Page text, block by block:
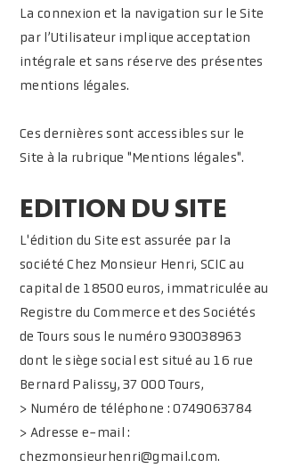
La connexion et la navigation sur le Site
par l’Utilisateur implique acceptation
intégrale et sans réserve des présentes
mentions légales.
Ces dernières sont accessibles sur le
Site à la rubrique "Mentions légales".
EDITION DU SITE
L'édition du Site est assurée par la
société Chez Monsieur Henri, SCIC au
capital de 18500 euros, immatriculée au
Registre du Commerce et des Sociétés
de Tours sous le numéro930038963
dont le siège social est situé au 16 rue
Bernard Palissy, 37 000 Tours,
> Numéro de téléphone :0749063784
> Adresse e-mail :
chezmonsieurhenri@gmail.com.